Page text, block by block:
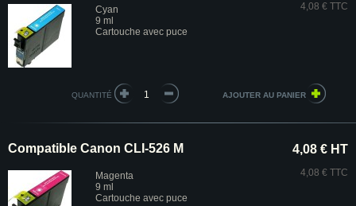
Cyan
9 ml
Cartouche avec puce
4,08 € TTC
QUANTITÉ
Compatible Canon CLI-526 M
Magenta
9 ml
Cartouche avec puce
4,08 € HT
4,08 € TTC